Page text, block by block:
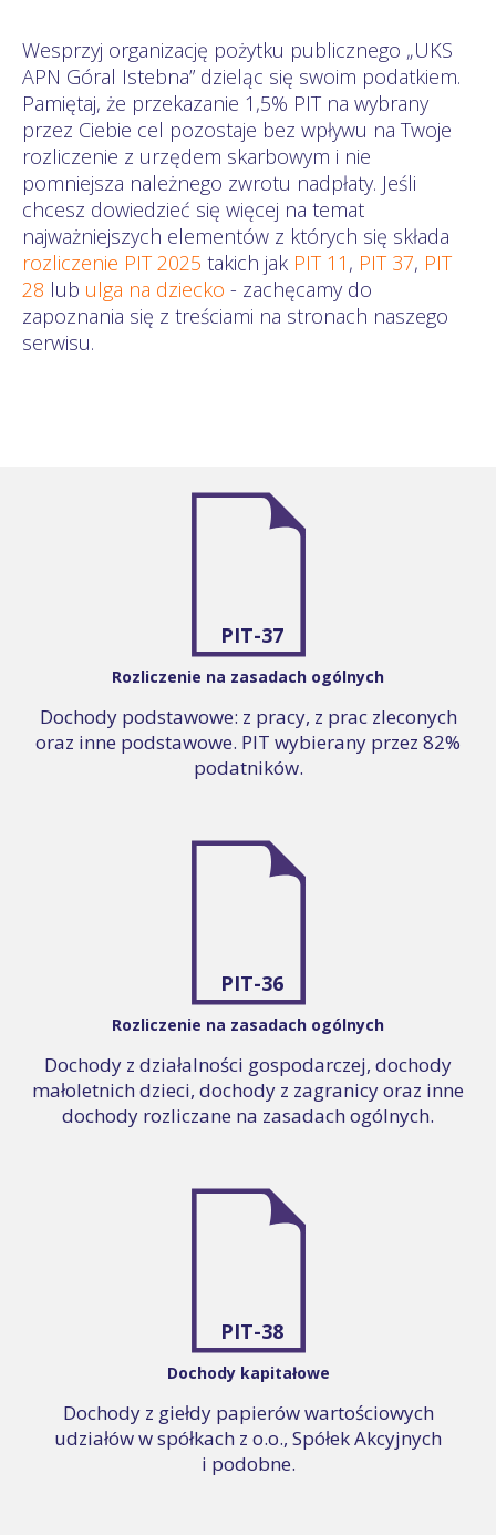
Wesprzyj organizację pożytku publicznego „UKS
APN Góral Istebna” dzieląc się swoim podatkiem.
Pamiętaj, że przekazanie 1,5% PIT na wybrany
przez Ciebie cel pozostaje bez wpływu na Twoje
rozliczenie z urzędem skarbowym i nie
pomniejsza należnego zwrotu nadpłaty. Jeśli
chcesz dowiedzieć się więcej na temat
najważniejszych elementów z których się składa
rozliczenie PIT 2025 takich jak PIT 11 , PIT 37, PIT
28 lub ulga na dziecko - zachęcamy do
zapoznania się z treściami na stronach naszego
serwisu.
PIT-37
Rozliczenie na zasadach ogólnych
Dochody podstawowe: z pracy, z prac zleconych
oraz inne podstawowe. PIT wybierany przez 82%
podatników.
PIT-36
Rozliczenie na zasadach ogólnych
Dochody z działalności gospodarczej, dochody
małoletnich dzieci, dochody z zagranicy oraz inne
dochody rozliczane na zasadach ogólnych.
PIT-38
Dochody kapitałowe
Dochody z giełdy papierów wartościowych
udziałów w spółkach z o.o., Spółek Akcyjnych
i podobne.